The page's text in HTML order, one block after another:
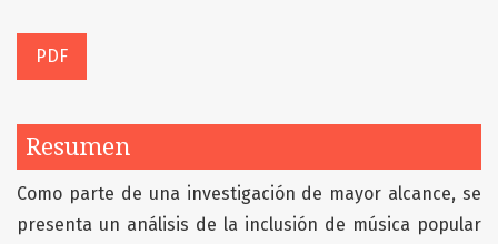
PDF
Resumen
Como parte de una investigación de mayor alcance, se
presenta un análisis de la inclusión de música popular